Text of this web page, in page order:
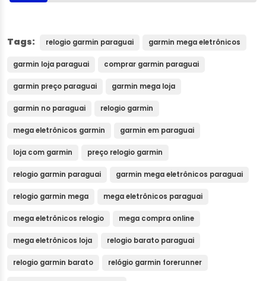
Tags: relogio garmin paraguai garmin mega eletrônicos
garmin loja paraguai comprar garmin paraguai
garmin preço paraguai garmin mega loja
garmin no paraguai relogio garmin
mega eletrônicos garmin garmin em paraguai
loja com garmin preço relogio garmin
relogio garmin paraguai garmin mega eletrônicos paraguai
relogio garmin mega mega eletrônicos paraguai
mega eletrônicos relogio mega compra online
mega eletrônicos loja relogio barato paraguai
relogio garmin barato relógio garmin forerunner